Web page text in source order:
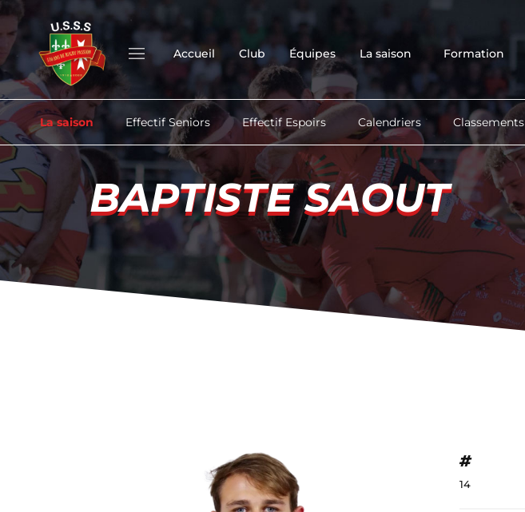
Accueil Club Équipes La saison Formation
La saison Effectif Seniors Effectif Espoirs Calendriers Classements
BAPTISTE SAOUT
BAPTISTE SAOUT
Accueil
La saison
Formation
Entreprises
Contact
Boutique
#
14